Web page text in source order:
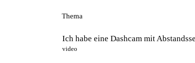
Thema
Ich habe eine Dashcam mit
video